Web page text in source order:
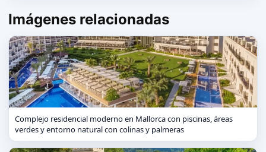
Imágenes relacionadas
Complejo residencial moderno en Mallorca con piscinas, áreas
verdes y entorno natural con colinas y palmeras